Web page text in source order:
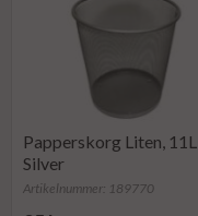
Papperskorg Liten, 11L
Silver
Artikelnummer: 189770